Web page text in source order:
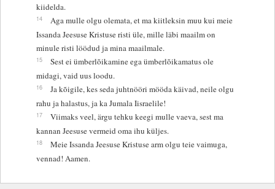
kiidelda.
14
Aga mulle olgu olemata, et ma kiitleksin muu kui meie
Issanda Jeesuse Kristuse risti üle, mille läbi maailm on
minule risti löödud ja mina maailmale.
15
Sest ei ümberlõikamine ega ümberlõikamatus ole
midagi, vaid uus loodu.
16
Ja kõigile, kes seda juhtnööri mööda käivad, neile olgu
rahu ja halastus, ja ka Jumala Iisraelile!
17
Viimaks veel, ärgu tehku keegi mulle vaeva, sest ma
kannan Jeesuse vermeid oma ihu küljes.
18
Meie Issanda Jeesuse Kristuse arm olgu teie vaimuga,
vennad! Aamen.